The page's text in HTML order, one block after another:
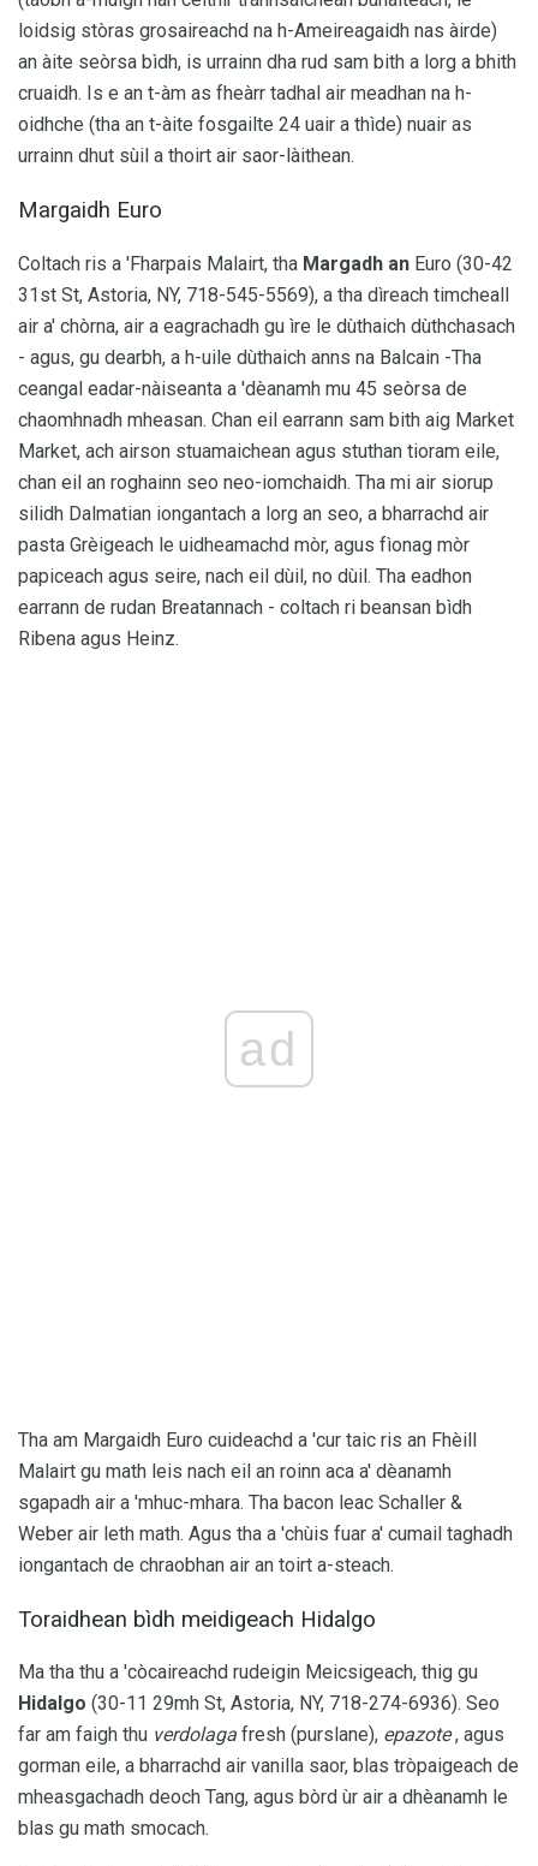
loidsig stòras grosaireachd na h-Ameireagaidh nas àirde)
an àite seòrsa bìdh, is urrainn dha rud sam bith a lorg a bhith
cruaidh. Is e an t-àm as fheàrr tadhal air meadhan na h-
oidhche (tha an t-àite fosgailte 24 uair a thìde) nuair as
urrainn dhut sùil a thoirt air saor-làithean.
Margaidh Euro
Coltach ris a 'Fharpais Malairt, tha Margadh an Euro (30-42
31st St, Astoria, NY, 718-545-5569), a tha dìreach timcheall
air a' chòrna, air a eagrachadh gu ìre le dùthaich dùthchasach
- agus, gu dearbh, a h-uile dùthaich anns na Balcain -Tha
ceangal eadar-nàiseanta a 'dèanamh mu 45 seòrsa de
chaomhnadh mheasan. Chan eil earrann sam bith aig Market
Market, ach airson stuamaichean agus stuthan tioram eile,
chan eil an roghainn seo neo-iomchaidh. Tha mi air siorup
silidh Dalmatian iongantach a lorg an seo, a bharrachd air
pasta Grèigeach le uidheamachd mòr, agus fìonag mòr
papiceach agus seire, nach eil dùil, no dùil. Tha eadhon
earrann de rudan Breatannach - coltach ri beansan bìdh
Ribena agus Heinz.
ad
Tha am Margaidh Euro cuideachd a 'cur taic ris an Fhèill
Malairt gu math leis nach eil an roinn aca a' dèanamh
sgapadh air a 'mhuc-mhara. Tha bacon leac Schaller &
Weber air leth math. Agus tha a 'chùis fuar a' cumail taghadh
iongantach de chraobhan air an toirt a-steach.
Toraidhean bìdh meidigeach Hidalgo
Ma tha thu a 'còcaireachd rudeigin Meicsigeach, thig gu
Hidalgo (30-11 29mh St, Astoria, NY, 718-274-6936). Seo
far am faigh thu verdolaga fresh (purslane), epazote, agus
gorman eile, a bharrachd air vanilla saor, blas tròpaigeach de
mheasgachadh deoch Tang, agus bòrd ùr air a dhèanamh le
blas gu math smocach.